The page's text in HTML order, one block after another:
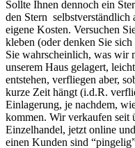
Sollte Ihnen dennoch ein
den Stern selbstverständlich
eigene Kosten. Versuchen
kleben (oder denken Sie
Sie wahrscheinlich, was wir
unserem Haus gelagert,
entstehen, verfliegen aber,
kurze Zeit hängt (i.d.R.
Einlagerung, je nachdem,
kommen. Wir verkaufen seit
Einzelhandel, jetzt online
einen Kunden sind